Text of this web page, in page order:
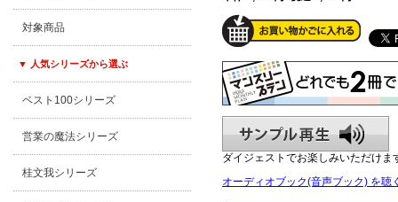
対象商品
▼ 人気シリーズから選ぶ
ベスト100シリーズ
営業の魔法シリーズ
桂文我シリーズ
ダイジェストでお楽しみいただけま
オーディオブック(音声ブック) を聴